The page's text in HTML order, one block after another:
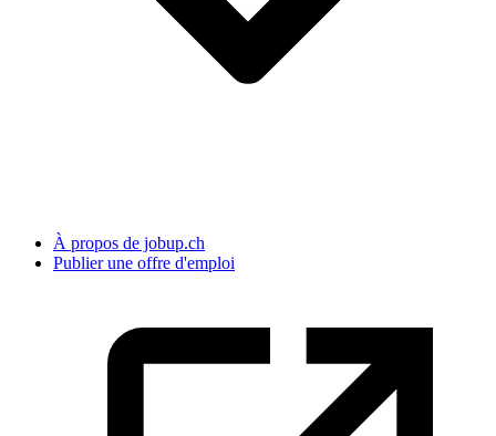
À propos de jobup.ch
Publier une offre d'emploi